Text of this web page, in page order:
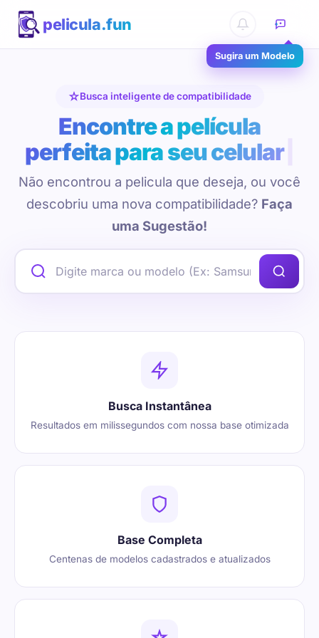
pelicula.fun
Sugira um Modelo
Busca inteligente de compatibilidade
Encontre a película
perfeita para seu celular
Não encontrou a pelicula que deseja, ou você
descobriu uma nova compatibilidade? Faça
uma Sugestão!
Busca Instantânea
Resultados em milissegundos com nossa base otimizada
Base Completa
Centenas de modelos cadastrados e atualizados